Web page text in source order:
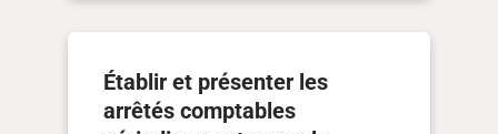
Établir et présenter les
arrêtés comptables